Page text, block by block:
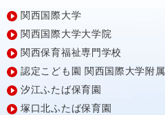
関西国際大学
関西国際大学大学院
関西保育福祉専門学校
認定こども園 関西国際大学附属
汐江ふたば保育園
塚口北ふたば保育園